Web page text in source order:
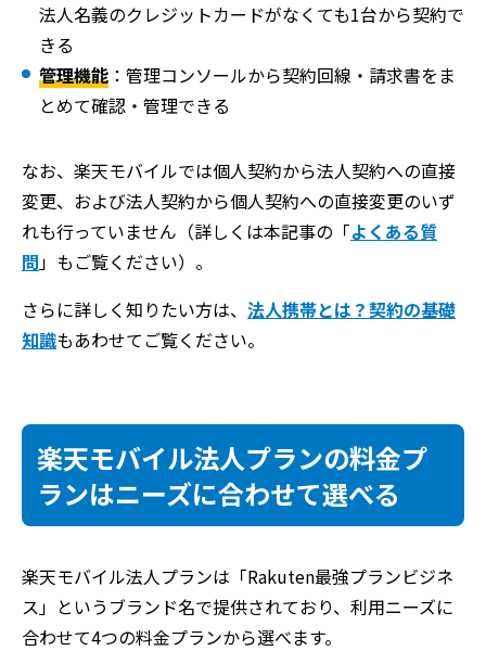
法人名義のクレジットカードがなくても1台から契約で
きる
管理機能 ：管理コンソールから契約回線・請求書をま
とめて確認・管理できる
なお、楽天モバイルでは個人契約から法人契約への直接
変更、および法人契約から個人契約への直接変更のいず
れも行っていません（詳しくは本記事の「よくある質
問」もご覧ください）。
さらに詳しく知りたい方は、 法人携帯とは？契約の基礎
知識もあわせてご覧ください。
楽天モバイル法人プランの料金プ
ランはニーズに合わせて選べる
楽天モバイル法人プランは「Rakuten最強プランビジネ
ス」というブランド名で提供されており、利用ニーズに
合わせて4つの料金プランから選べます。